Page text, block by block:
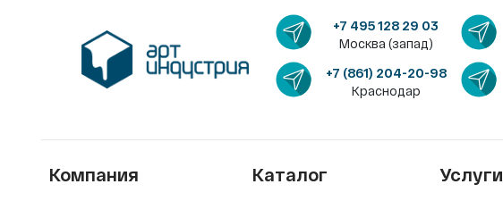
+7 495 128 29 03
Москва (запад)
+7 (861) 204-20-98
Краснодар
Компания Каталог Услуги